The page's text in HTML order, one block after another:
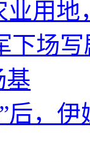
业用
下场
基
后，